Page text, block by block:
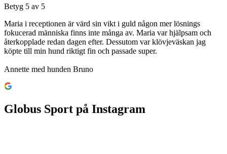
Betyg 5 av 5
Maria i receptionen är värd sin vikt i guld någon mer lösnings
fokucerad människa finns inte många av. Maria var hjälpsam och
återkopplade redan dagen efter. Dessutom var klövjeväskan jag
köpte till min hund riktigt fin och passade super.
Annette med hunden Bruno
Globus Sport på Instagram